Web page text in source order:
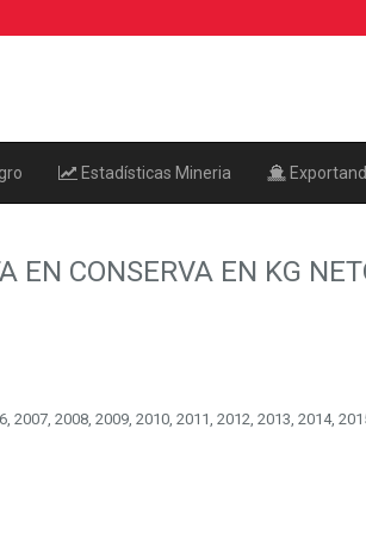
Estadísticas Mineria
EN CONSERVA EN KG
2007, 2008, 2009, 2010, 2011, 2012, 2013, 2014,